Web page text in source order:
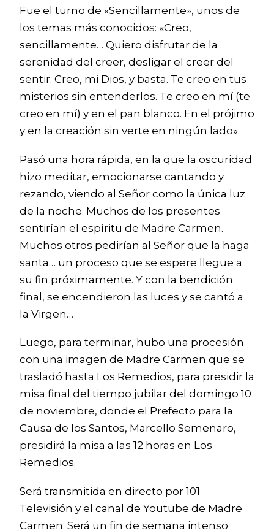
Fue el turno de «Sencillamente», unos de
los temas más conocidos: «Creo,
sencillamente… Quiero disfrutar de la
serenidad del creer, desligar el creer del
sentir. Creo, mi Dios, y basta. Te creo en tus
misterios sin entenderlos. Te creo en mí (te
creo en mí) y en el pan blanco. En el prójimo
y en la creación sin verte en ningún lado».
Pasó una hora rápida, en la que la oscuridad
hizo meditar, emocionarse cantando y
rezando, viendo al Señor como la única luz
de la noche. Muchos de los presentes
sentirían el espíritu de Madre Carmen.
Muchos otros pedirían al Señor que la haga
santa… un proceso que se espere llegue a
su fin próximamente. Y con la bendición
final, se encendieron las luces y se cantó a
la Virgen…
Luego, para terminar, hubo una procesión
con una imagen de Madre Carmen que se
trasladó hasta Los Remedios, para presidir la
misa final del tiempo jubilar del domingo 10
de noviembre, donde el Prefecto para la
Causa de los Santos, Marcello Semenaro,
presidirá la misa a las 12 horas en Los
Remedios.
Será transmitida en directo por 101
Televisión y el canal de Youtube de Madre
Carmen. Será un fin de semana intenso